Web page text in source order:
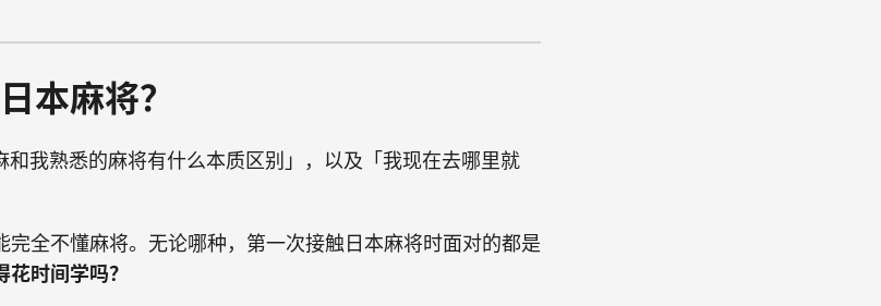
本麻将？
和我熟悉的麻将有什么本质区别」，以及「我现在去哪里就
完全不懂麻将。无论哪种，第一次接触日本麻将时面对的都是
时间学吗？